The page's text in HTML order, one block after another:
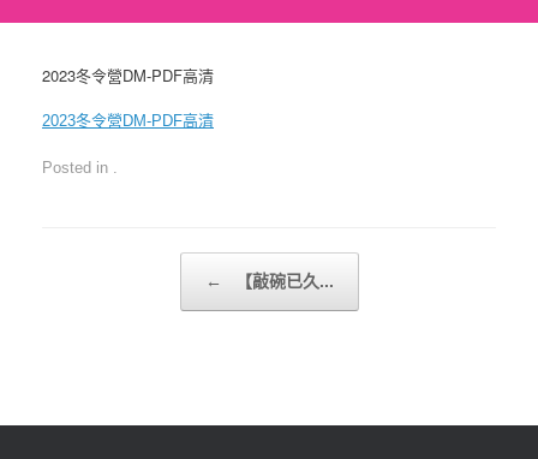
2023冬令營DM-PDF高清
2023冬令營DM-PDF高清
Posted in .
← 【敲碗已久...